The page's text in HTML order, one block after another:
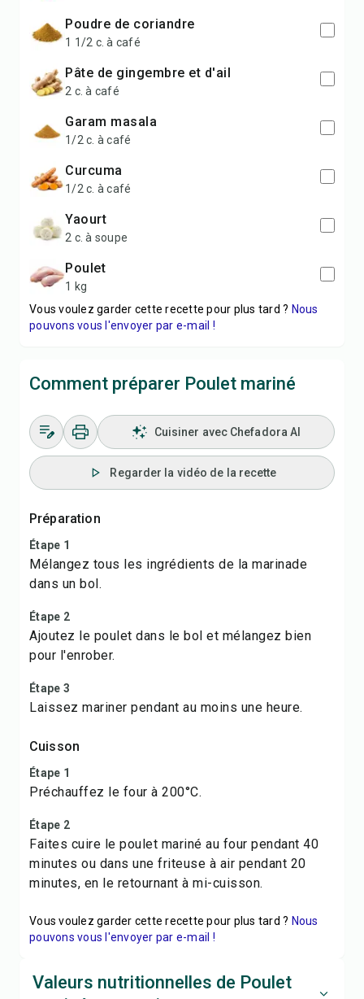
poudre de coriandre
1 1/2 c. à café
pâte de gingembre et d'ail
2 c. à café
garam masala
1/2 c. à café
curcuma
1/2 c. à café
yaourt
2 c. à soupe
poulet
1 kg
Vous voulez garder cette recette pour plus tard ? Nous
pouvons vous l'envoyer par e-mail !
Comment préparer Poulet mariné
Cuisiner avec Chefadora AI
Regarder la vidéo de la recette
Préparation
Étape 1
Mélangez tous les ingrédients de la marinade
dans un bol.
Étape 2
Ajoutez le poulet dans le bol et mélangez bien
pour l'enrober.
Étape 3
Laissez mariner pendant au moins une heure.
Cuisson
Étape 1
Préchauffez le four à 200°C.
Étape 2
Faites cuire le poulet mariné au four pendant 40
minutes ou dans une friteuse à air pendant 20
minutes, en le retournant à mi-cuisson.
Vous voulez garder cette recette pour plus tard ? Nous
pouvons vous l'envoyer par e-mail !
Valeurs nutritionnelles de Poulet